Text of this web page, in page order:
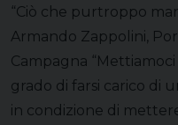
“Ciò che purtroppo
Armando Zappolini,
Campagna “Mettiamoci
grado di farsi carico di
in condizione di